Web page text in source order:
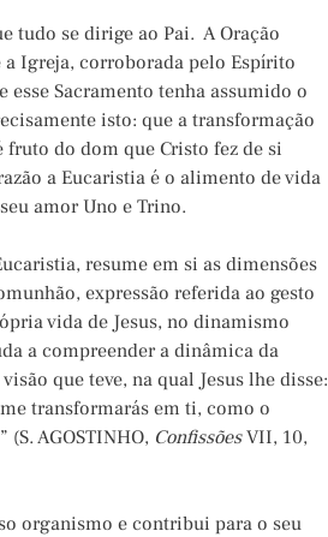
tudo se dirige ao Pai. A Oração
Igreja, corroborada pelo Espírito
esse Sacramento tenha assumido o
isto: que a transformação
fruto do dom que Cristo fez de si
a Eucaristia é o alimento de vida
amor Uno e Trino.
resume em si as dimensões
expressão referida ao gesto
vida de Jesus, no dinamismo
a compreender a dinâmica da
que teve, na qual Jesus lhe disse:
transformarás em ti, como o
AGOSTINHO, ConfissõesVII, 10,
organismo e contribui para o seu